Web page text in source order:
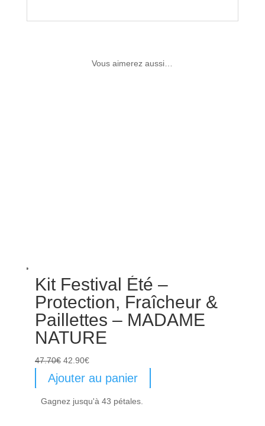
Vous aimerez aussi…
Kit Festival Été –
Protection, Fraîcheur &
Paillettes – MADAME
NATURE
47.70€ Le
prix
était :
42.90€Le
prix
est :
Ajouter au panier
Gagnez jusqu'à 43 pétales.